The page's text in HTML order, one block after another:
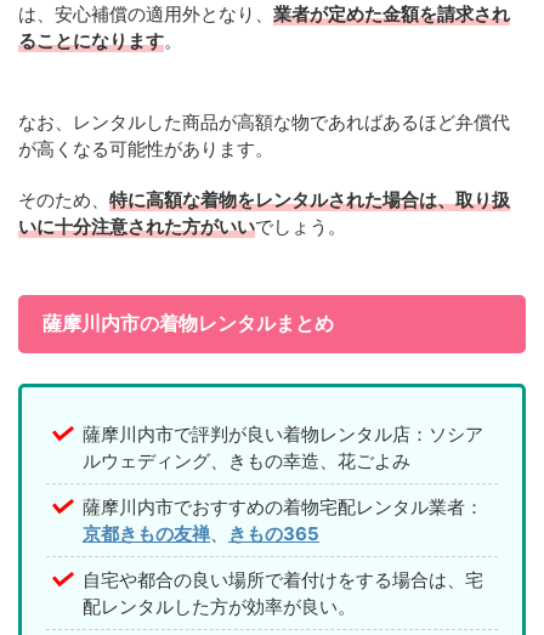
は、安心補償の適用外となり、 業者が定めた金額を請求され
ることになります。
なお、レンタルした商品が高額な物であればあるほど弁償代
が高くなる可能性があります。
そのため、 特に高額な着物をレンタルされた場合は、取り扱
いに十分注意された方がいいでしょう。
薩摩川内市の着物レンタルまとめ
薩摩川内市で評判が良い着物レンタル店：ソシア
ルウェディング、きもの幸造、花ごよみ
薩摩川内市でおすすめの着物宅配レンタル業者：
京都きもの友禅
きもの365
自宅や都合の良い場所で着付けをする場合は、宅
配レンタルした方が効率が良い。